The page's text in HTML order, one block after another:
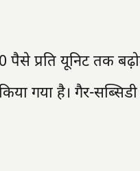
प्रति यूनिट तक
गया है। गैर-